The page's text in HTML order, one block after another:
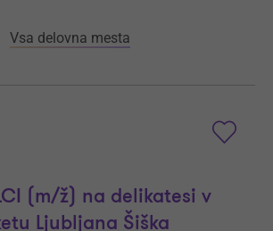
Vsa delovna mesta
(m/ž) na delikatesi v
Ljubljana Šiška